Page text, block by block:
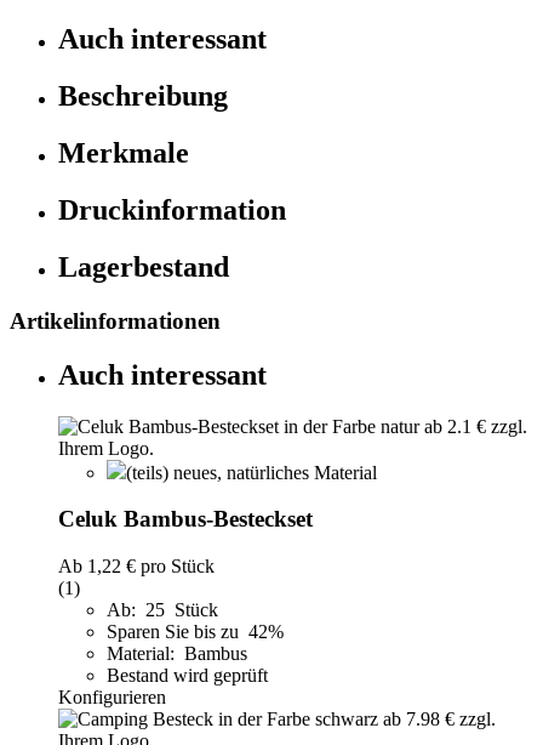
Auch interessant
Beschreibung
Merkmale
Druckinformation
Lagerbestand
Artikelinformationen
Auch interessant
(teils) neues, natürliches Material
Celuk Bambus-Besteckset
Ab 1,22 € pro Stück
(1)
Ab: 25 Stück
Sparen Sie bis zu 42%
Material: Bambus
Bestand wird geprüft
Konfigurieren